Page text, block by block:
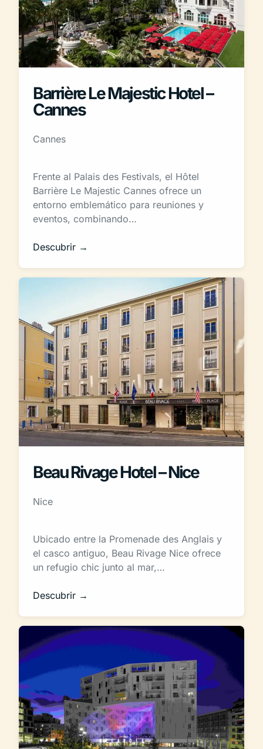
Barrière Le Majestic Hotel –
Cannes
Cannes
Frente al Palais des Festivals, el Hôtel
Barrière Le Majestic Cannes ofrece un
entorno emblemático para reuniones y
eventos, combinando…
Descubrir →
Beau Rivage Hotel – Nice
Nice
Ubicado entre la Promenade des Anglais y
el casco antiguo, Beau Rivage Nice ofrece
un refugio chic junto al mar,…
Descubrir →